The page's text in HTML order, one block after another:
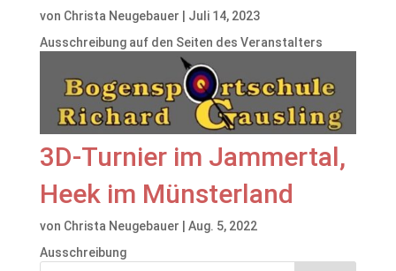
von Christa Neugebauer | Juli 14, 2023
Ausschreibung auf den Seiten des Veranstalters
3D-Turnier im Jammertal,
Heek im Münsterland
von Christa Neugebauer
Aug. 5, 2022
Ausschreibung